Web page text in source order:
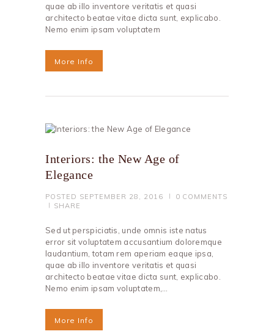
quae ab illo inventore veritatis et quasi
architecto beatae vitae dicta sunt, explicabo.
Nemo enim ipsam voluptatem
More Info
Interiors: the New Age of
Elegance
POSTED SEPTEMBER 28, 2016 0 COMMENTS
SHARE
Sed ut perspiciatis, unde omnis iste natus
error sit voluptatem accusantium doloremque
laudantium, totam rem aperiam eaque ipsa,
quae ab illo inventore veritatis et quasi
architecto beatae vitae dicta sunt, explicabo.
Nemo enim ipsam voluptatem,…
More Info